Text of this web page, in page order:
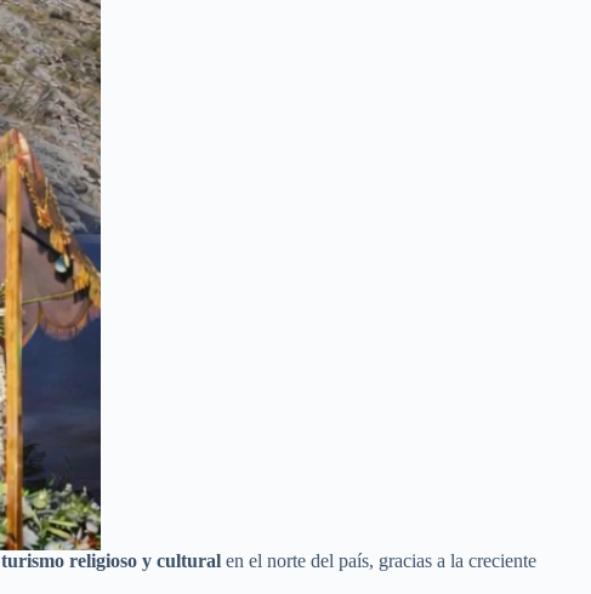
turismo religioso y cultural en el norte del país, gracias a la creciente